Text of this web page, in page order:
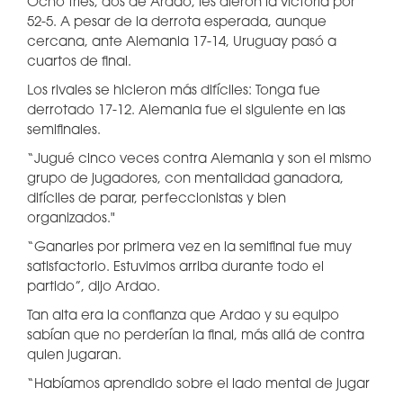
Ocho tries, dos de Ardao, les dieron la victoria por
52-5. A pesar de la derrota esperada, aunque
cercana, ante Alemania 17-14, Uruguay pasó a
cuartos de final.
Los rivales se hicieron más difíciles: Tonga fue
derrotado 17-12. Alemania fue el siguiente en las
semifinales.
“Jugué cinco veces contra Alemania y son el mismo
grupo de jugadores, con mentalidad ganadora,
difíciles de parar, perfeccionistas y bien
organizados."
“Ganarles por primera vez en la semifinal fue muy
satisfactorio. Estuvimos arriba durante todo el
partido”, dijo Ardao.
Tan alta era la confianza que Ardao y su equipo
sabían que no perderían la final, más allá de contra
quien jugaran.
“Habíamos aprendido sobre el lado mental de jugar